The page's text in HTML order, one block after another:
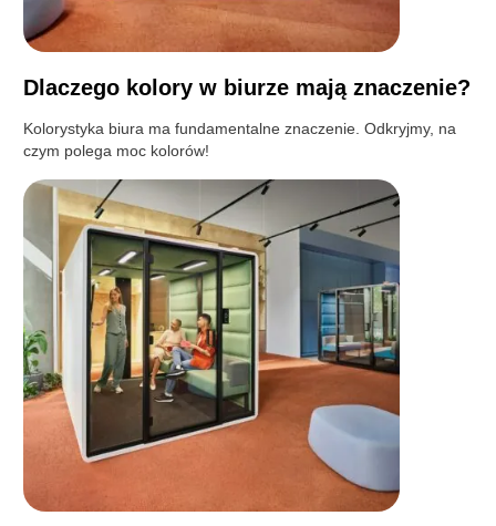
Dlaczego kolory w biurze mają znaczenie?
Kolorystyka biura ma fundamentalne znaczenie. Odkryjmy, na
czym polega moc kolorów!